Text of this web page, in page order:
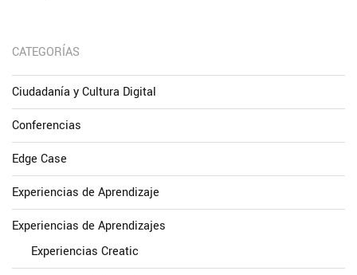
CATEGORÍAS
Ciudadanía y Cultura Digital
Conferencias
Edge Case
Experiencias de Aprendizaje
Experiencias de Aprendizajes
Experiencias Creatic